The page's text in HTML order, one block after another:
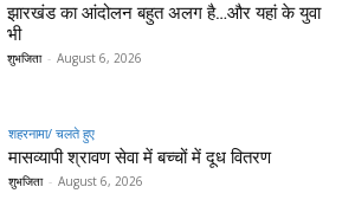
झारखंड का आंदोलन बहुत अलग है…और यहां के युवा
भी
शुभजिता - August 6, 2026
शहरनामा/ चलते हुए
मासव्यापी श्रावण सेवा में बच्चों में दूध वितरण
शुभजिता - August 6, 2026